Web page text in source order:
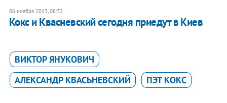
06 ноября 2013, 08:32
Кокс и Квасневский сегодня приедут в Киев
ВИКТОР ЯНУКОВИЧ
АЛЕКСАНДР КВАСЬНЕВСКИЙ
ПЭТ КОКС